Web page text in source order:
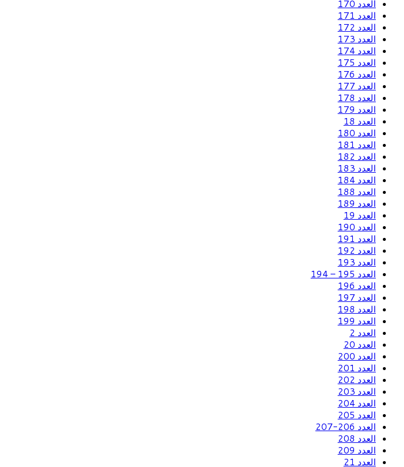
العدد 170
العدد 171
العدد 172
العدد 173
العدد 174
العدد 175
العدد 176
العدد 177
العدد 178
العدد 179
العدد 18
العدد 180
العدد 181
العدد 182
العدد 183
العدد 184
العدد 188
العدد 189
العدد 19
العدد 190
العدد 191
العدد 192
العدد 193
العدد 195 – 194
العدد 196
العدد 197
العدد 198
العدد 199
العدد 2
العدد 20
العدد 200
العدد 201
العدد 202
العدد 203
العدد 204
العدد 205
العدد 206-207
العدد 208
العدد 209
العدد 21